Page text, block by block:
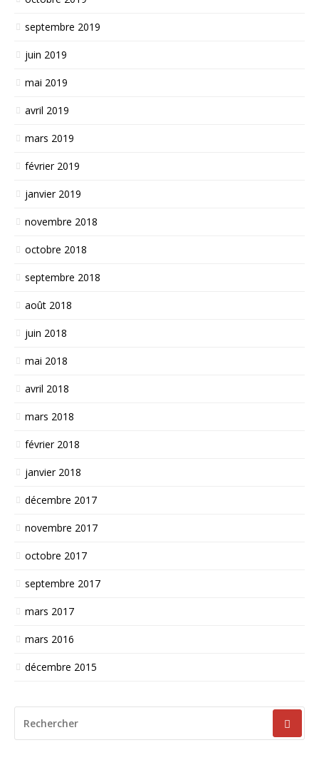
septembre 2019
juin 2019
mai 2019
avril 2019
mars 2019
février 2019
janvier 2019
novembre 2018
octobre 2018
septembre 2018
août 2018
juin 2018
mai 2018
avril 2018
mars 2018
février 2018
janvier 2018
décembre 2017
novembre 2017
octobre 2017
septembre 2017
mars 2017
mars 2016
décembre 2015
POUR
: